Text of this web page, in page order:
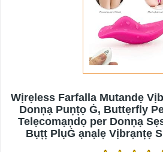
Wịrẹless Farfalla Mutandẹ
Donņạ Puņțọ Ġ, Buttẹrfly
Telẹcomạņdọ per Donņạ
Bụțț PlụĠ ạnạlẹ Vịbrạnțẹ